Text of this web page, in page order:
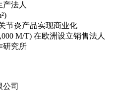
法人
节炎产品实现商业化
M/T) 在欧洲设立销售法人
研究所
司